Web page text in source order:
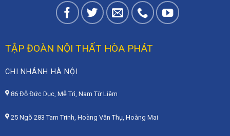
TẬP ĐOÀN NỘI THẤT HÒA PHÁT
CHI NHÁNH HÀ NỘI
86 Đỗ Đức Dục, Mễ Trì, Nam Từ Liêm
25 Ngõ 283 Tam Trinh, Hoàng Văn Thụ, Hoàng Mai